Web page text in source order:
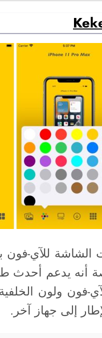
خاصة أنه يدعم
فون ولون
إلى جهاز آخر.